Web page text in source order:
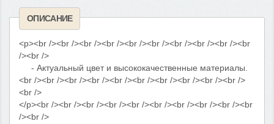
ОПИСАНИЕ
<p><br /><br /><br /><br /><br /><br /><br /><br /><br /><br
/><br />
- Актуальный цвет и высококачественные материалы.
<br /><br /><br /><br /><br /><br /><br /><br /><br /><br />
<br />
</p><br /><br /><br /><br /><br /><br /><br /><br /><br /><br
/><br />